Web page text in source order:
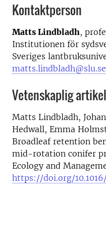
Kontaktperson
Matts Lindbladh,
Institutionen för
Sveriges
matts.lindbladh@slu.se
Vetenskaplig artikel
Matts Lindbladh,
Hedwall, Emma
Broadleaf retention
mid-rotation conifer
Ecology and
https://doi.org/